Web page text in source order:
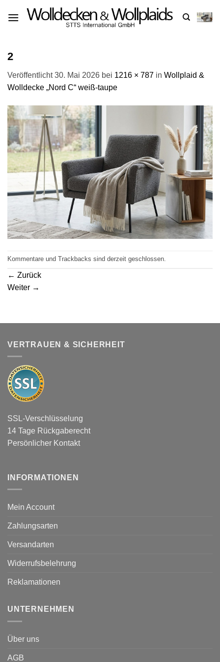
Inhalt
2
Veröffentlicht30. Mai 2026 bei 1216 × 787 in Wollplaid &
Wolldecke „Nord C“ weiß-taupe
Kommentare und Trackbacks sind derzeit geschlossen.
← Zurück
Weiter →
VERTRAUEN & SICHERHEIT
SSL-Verschlüsselung
14 Tage Rückgaberecht
Persönlicher Kontakt
INFORMATIONEN
Mein Account
Zahlungsarten
Versandarten
Widerrufsbelehrung
Reklamationen
UNTERNEHMEN
Über uns
AGB